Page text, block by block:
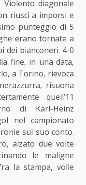
Violento diagonale
riuscì a imporsi e
punteggio di 5
erano tornate a
dei bianconeri. 4-0
fine, in una data,
a Torino, rievoca
risuona
quell’11
di Karl-Heinz
nel campionato
sul suo conto.
alzato due volte
le maligne
la stampa, volle